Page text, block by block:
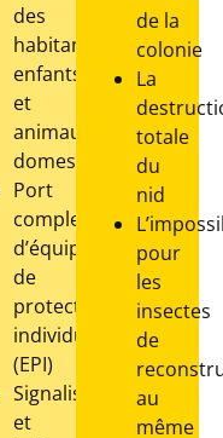
des
habitants,
enfants
et
animaux
domestiques
Port
complet
d’équipements
de
protection
individuelle
(EPI)
Signalisation
et
de la
colonie
La
totale
du
nid
pour
les
insectes
de
au
même